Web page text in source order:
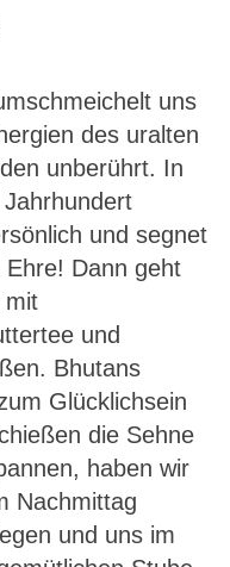
uns
des uralten
unberührt. In
und segnet
Dann geht
mit
und
Bhutans
Glücklichsein
die Sehne
haben wir
Nachmittag
und uns im